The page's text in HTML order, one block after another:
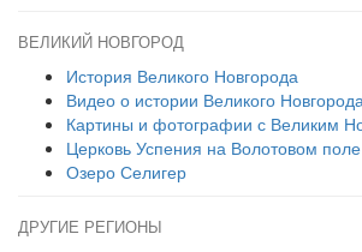
ВЕЛИКИЙ НОВГОРОД
История Великого Новгорода
Видео о истории Великого
Картины и фотографии с Великим
Церковь Успения на Волотовом поле
Озеро Селигер
ДРУГИЕ РЕГИОНЫ